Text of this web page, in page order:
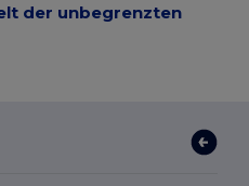
der unbegrenzten